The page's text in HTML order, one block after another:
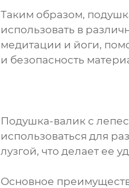
Таким образом,
использовать в
медитации и йоги,
и безопасность
Подушка-валик с
использоваться для
лузгой, что делает ее
Основное